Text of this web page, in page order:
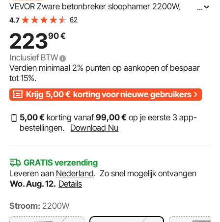
VEVOR Zware betonbreker sloophamer 2200W,
elektrische sloophamer, boorhamer, betonhamer,
...
4.7 62
22390€
Inclusief BTW
Verdien minimaal2% punten op aankopen of bespaar
tot15%.
Krijg 5,00€ korting voor nieuwe gebruikers
5,00€ korting vanaf99,00€ op je eerste 3 app-
bestellingen.
Download Nu
GRATIS verzending
Leveren aan Nederland.Zo snel mogelijk ontvangen
Wo. Aug. 12. Details
Stroom: 2200W